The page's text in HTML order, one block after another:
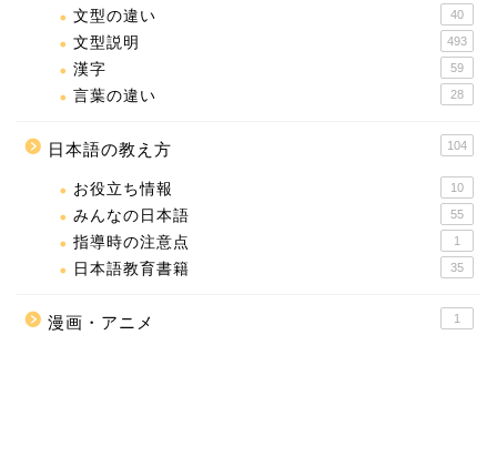
文型の違い 40
文型説明 493
漢字 59
言葉の違い 28
日本語の教え方 104
お役立ち情報 10
みんなの日本語 55
指導時の注意点 1
日本語教育書籍 35
漫画・アニメ 1